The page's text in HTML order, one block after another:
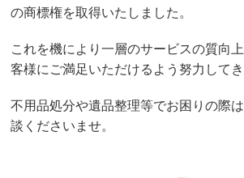
の商標権を取得いたしました。
これを機により一層のサービスの質向
客様にご満足いただけるよう努力して
不用品処分や遺品整理等でお困りの際
談くださいませ。